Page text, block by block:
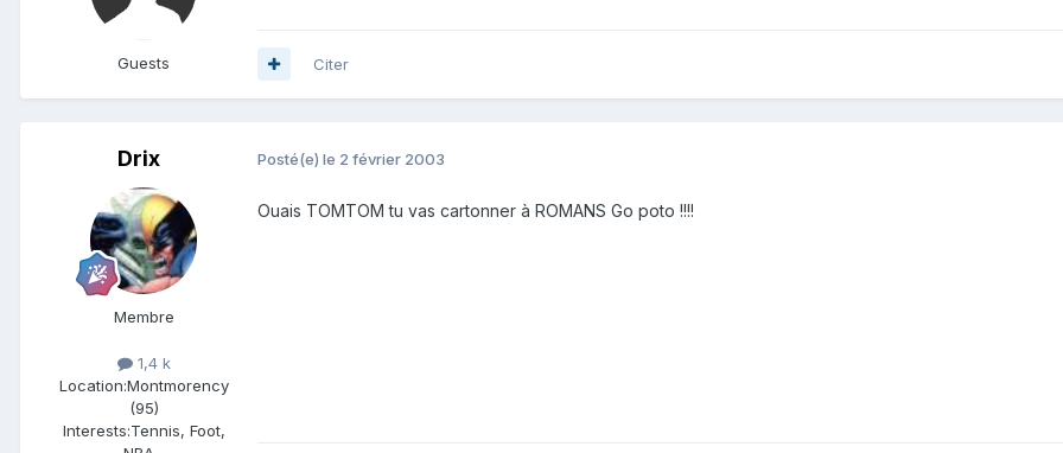
Guests Citer
Drix
Membre
1,4 k
Location:Montmorency
(95)
Interests:Tennis, Foot,
Posté(e) le 2 février 2003
Ouais TOMTOM tu vas cartonner à ROMANS Go poto !!!!